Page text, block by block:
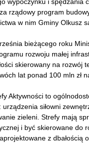
rządowy program
w nim Gminy Olkusz
bieżącego roku
rozwoju małej
skierowany na rozwój
lat ponad 100 mln zł
Aktywności to
urządzenia siłowni
zieleni. Strefy mają
i być skierowane do
z dbałością